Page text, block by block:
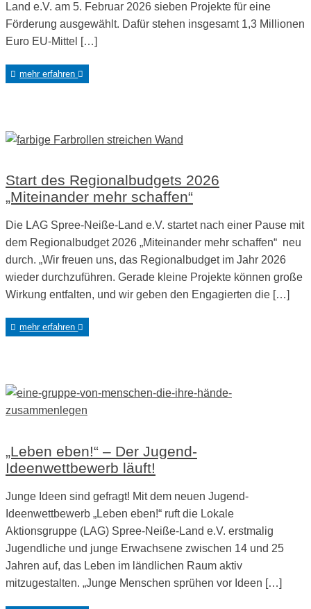
Land e.V. am 5. Februar 2026 sieben Projekte für eine
Förderung ausgewählt. Dafür stehen insgesamt 1,3 Millionen
Euro EU-Mittel […]
mehr erfahren
Start des Regionalbudgets 2026
„Miteinander mehr schaffen“
Die LAG Spree-Neiße-Land e.V. startet nach einer Pause mit
dem Regionalbudget 2026 „Miteinander mehr schaffen“ neu
durch. „Wir freuen uns, das Regionalbudget im Jahr 2026
wieder durchzuführen. Gerade kleine Projekte können große
Wirkung entfalten, und wir geben den Engagierten die […]
mehr erfahren
„Leben eben!“ – Der Jugend-
Ideenwettbewerb läuft!
Junge Ideen sind gefragt! Mit dem neuen Jugend-
Ideenwettbewerb „Leben eben!“ ruft die Lokale
Aktionsgruppe (LAG) Spree-Neiße-Land e.V. erstmalig
Jugendliche und junge Erwachsene zwischen 14 und 25
Jahren auf, das Leben im ländlichen Raum aktiv
mitzugestalten. „Junge Menschen sprühen vor Ideen […]